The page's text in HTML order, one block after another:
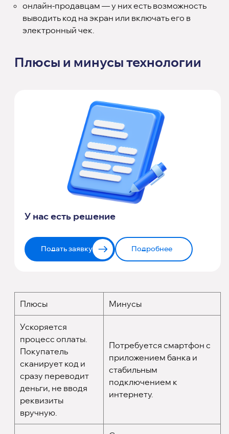
онлайн-продавцам — у них есть возможность
выводить код на экран или включать его в
электронный чек.
Плюсы и минусы технологии
У нас есть решение
Подать заявку Подробнее
Плюсы Минусы
Ускоряется
процесс оплаты.
Покупатель
сканирует код и
сразу переводит
деньги, не вводя
реквизиты
вручную.
Потребуется смартфон с
приложением банка и
стабильным
подключением к
интернету.